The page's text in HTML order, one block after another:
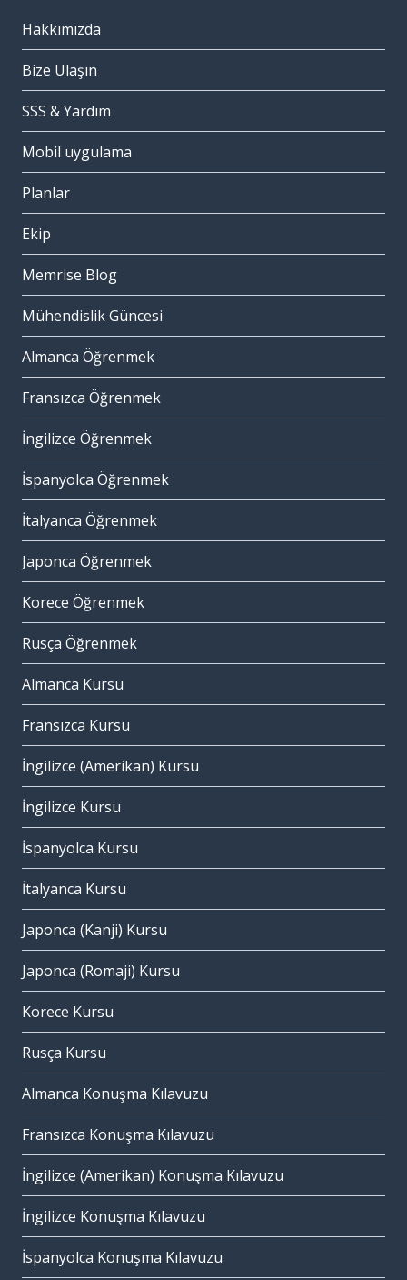
Hakkımızda
Bize Ulaşın
SSS & Yardım
Mobil uygulama
Planlar
Ekip
Memrise Blog
Mühendislik Güncesi
Almanca Öğrenmek
Fransızca Öğrenmek
İngilizce Öğrenmek
İspanyolca Öğrenmek
İtalyanca Öğrenmek
Japonca Öğrenmek
Korece Öğrenmek
Rusça Öğrenmek
Almanca Kursu
Fransızca Kursu
İngilizce (Amerikan) Kursu
İngilizce Kursu
İspanyolca Kursu
İtalyanca Kursu
Japonca (Kanji) Kursu
Japonca (Romaji) Kursu
Korece Kursu
Rusça Kursu
Almanca Konuşma Kılavuzu
Fransızca Konuşma Kılavuzu
İngilizce (Amerikan) Konuşma Kılavuzu
İngilizce Konuşma Kılavuzu
İspanyolca Konuşma Kılavuzu